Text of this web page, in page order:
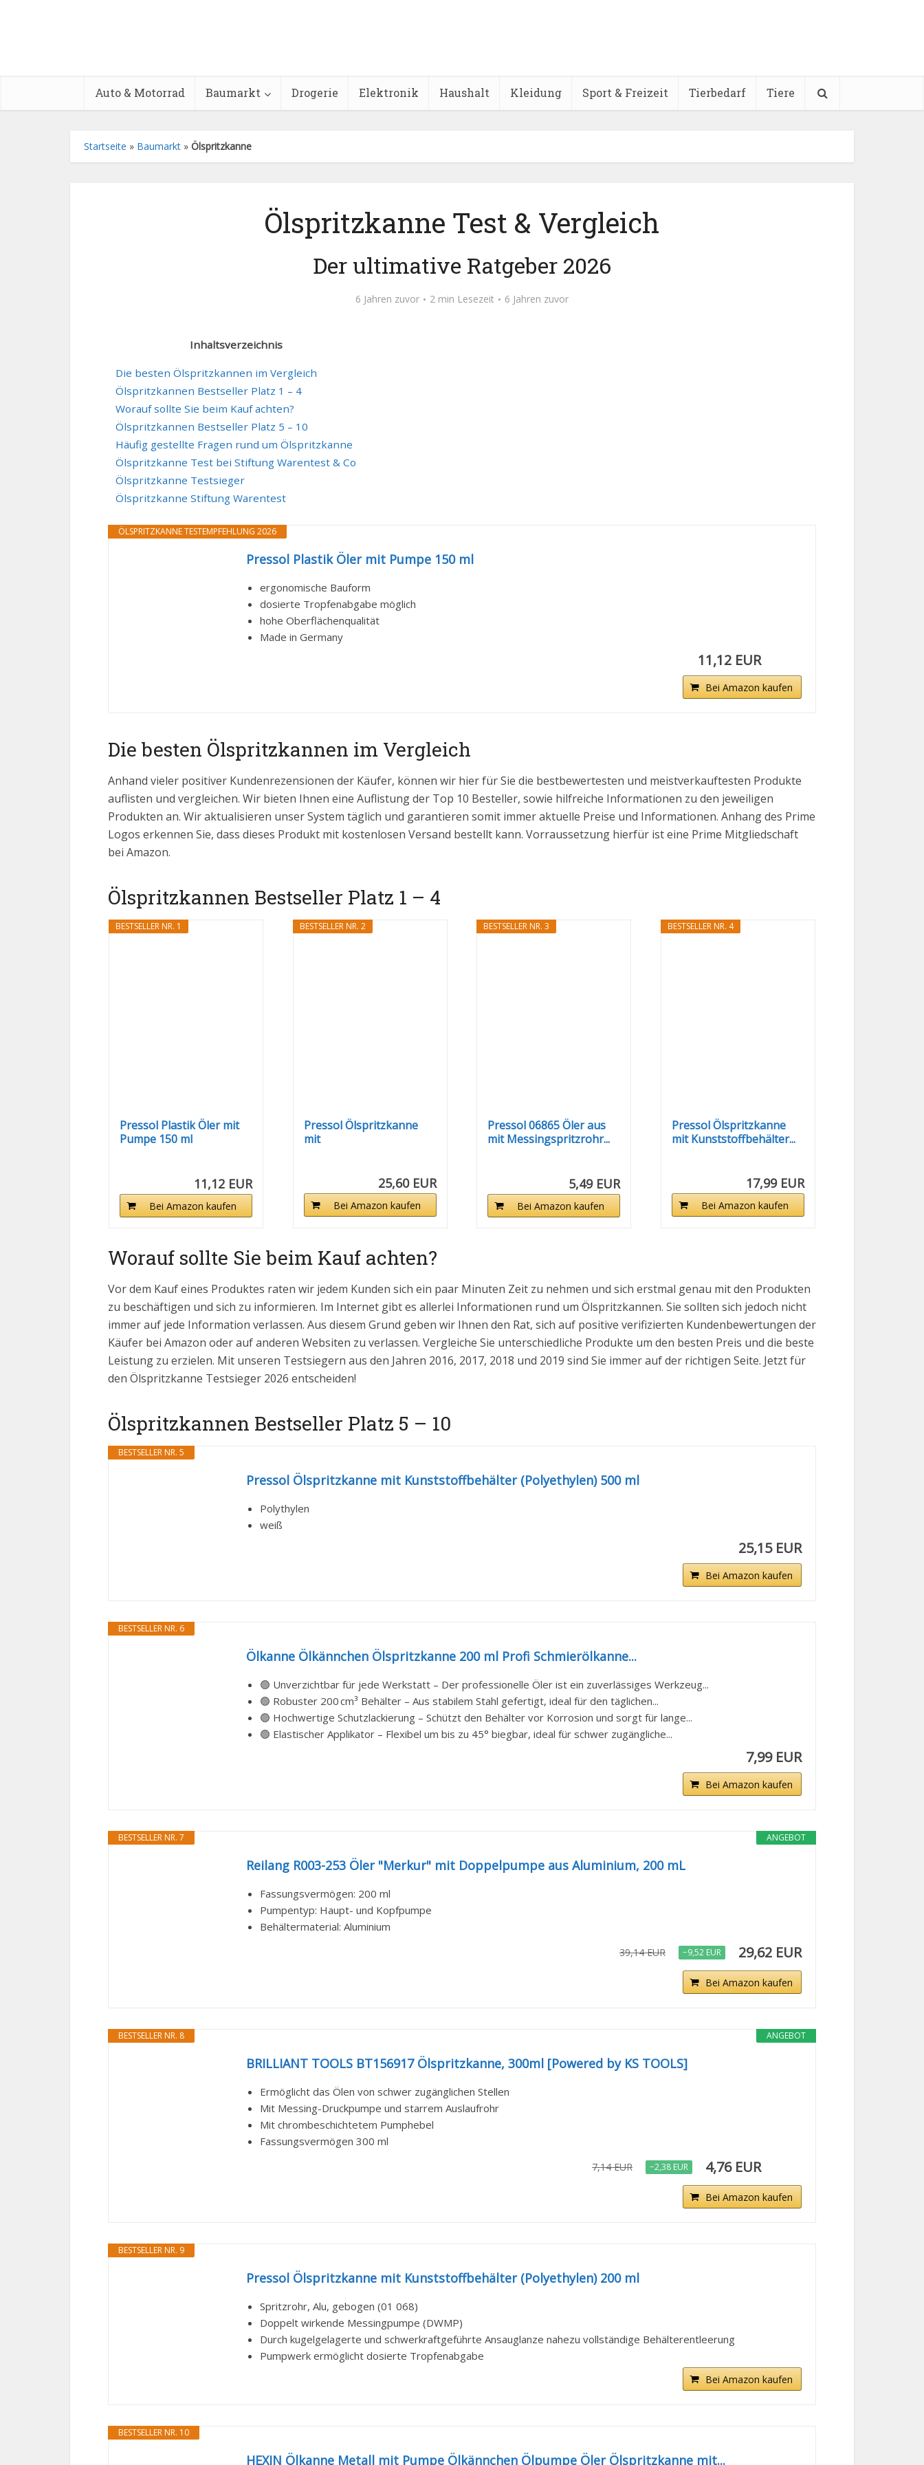
Auto & Motorrad Baumarkt Drogerie Elektronik Haushalt Kleidung Sport & Freizeit Tierbedarf Tiere
Startseite » Baumarkt » Ölspritzkanne
Ölspritzkanne Test & Vergleich
Der ultimative Ratgeber 2026
6 Jahren zuvor 2 min Lesezeit 6 Jahren zuvor
Inhaltsverzeichnis
Die besten Ölspritzkannen im Vergleich
Ölspritzkannen Bestseller Platz 1 – 4
Worauf sollte Sie beim Kauf achten?
Ölspritzkannen Bestseller Platz 5 – 10
Häufig gestellte Fragen rund um Ölspritzkanne
Ölspritzkanne Test bei Stiftung Warentest & Co
Ölspritzkanne Testsieger
Ölspritzkanne Stiftung Warentest
ÖLSPRITZKANNE TESTEMPFEHLUNG 2026
Pressol Plastik Öler mit Pumpe 150 ml
ergonomische Bauform
dosierte Tropfenabgabe möglich
hohe Oberflächenqualität
Made in Germany
11,12 EUR
Bei Amazon kaufen
Die besten Ölspritzkannen im Vergleich
Anhand vieler positiver Kundenrezensionen der Käufer, können wir hier für Sie die bestbewertesten und meistverkauftesten Produkte
auflisten und vergleichen. Wir bieten Ihnen eine Auflistung der Top 10 Besteller, sowie hilfreiche Informationen zu den jeweiligen
Produkten an. Wir aktualisieren unser System täglich und garantieren somit immer aktuelle Preise und Informationen. Anhang des Prime
Logos erkennen Sie, dass dieses Produkt mit kostenlosen Versand bestellt kann. Vorraussetzung hierfür ist eine Prime Mitgliedschaft
bei Amazon.
Ölspritzkannen Bestseller Platz 1 – 4
BESTSELLER NR. 1
Pressol Plastik Öler mit
Pumpe 150 ml
11,12 EUR
Bei Amazon kaufen
BESTSELLER NR. 2
Pressol Ölspritzkanne
mit
25,60 EUR
Bei Amazon kaufen
BESTSELLER NR. 3
Pressol 06865 Öler aus
mit Messingspritzrohr...
5,49 EUR
Bei Amazon kaufen
BESTSELLER NR. 4
Pressol Ölspritzkanne
mit Kunststoffbehälter...
17,99 EUR
Bei Amazon kaufen
Worauf sollte Sie beim Kauf achten?
Vor dem Kauf eines Produktes raten wir jedem Kunden sich ein paar Minuten Zeit zu nehmen und sich erstmal genau mit den Produkten
zu beschäftigen und sich zu informieren. Im Internet gibt es allerlei Informationen rund um Ölspritzkannen. Sie sollten sich jedoch nicht
immer auf jede Information verlassen. Aus diesem Grund geben wir Ihnen den Rat, sich auf positive verifizierten Kundenbewertungen der
Käufer bei Amazon oder auf anderen Websiten zu verlassen. Vergleiche Sie unterschiedliche Produkte um den besten Preis und die beste
Leistung zu erzielen. Mit unseren Testsiegern aus den Jahren 2016, 2017, 2018 und 2019 sind Sie immer auf der richtigen Seite. Jetzt für
den Ölspritzkanne Testsieger 2026 entscheiden!
Ölspritzkannen Bestseller Platz 5 – 10
BESTSELLER NR. 5
Pressol Ölspritzkanne mit Kunststoffbehälter (Polyethylen) 500 ml
Polythylen
weiß
25,15 EUR
Bei Amazon kaufen
BESTSELLER NR. 6
Ölkanne Ölkännchen Ölspritzkanne 200 ml Profi Schmierölkanne...
🟢 Unverzichtbar für jede Werkstatt – Der professionelle Öler ist ein zuverlässiges Werkzeug...
🟢 Robuster 200 cm³ Behälter – Aus stabilem Stahl gefertigt, ideal für den täglichen...
🟢 Hochwertige Schutzlackierung – Schützt den Behälter vor Korrosion und sorgt für lange...
🟢 Elastischer Applikator – Flexibel um bis zu 45° biegbar, ideal für schwer zugängliche...
7,99 EUR
Bei Amazon kaufen
ANGEBOT
BESTSELLER NR. 7
Reilang R003-253 Öler "Merkur" mit Doppelpumpe aus Aluminium, 200 mL
Fassungsvermögen: 200 ml
Pumpentyp: Haupt- und Kopfpumpe
Behältermaterial: Aluminium
39,14 EUR −9,52 EUR 29,62 EUR
Bei Amazon kaufen
ANGEBOT
BESTSELLER NR. 8
BRILLIANT TOOLS BT156917 Ölspritzkanne, 300ml [Powered by KS TOOLS]
Ermöglicht das Ölen von schwer zugänglichen Stellen
Mit Messing-Druckpumpe und starrem Auslaufrohr
Mit chrombeschichtetem Pumphebel
Fassungsvermögen 300 ml
7,14 EUR −2,38 EUR 4,76 EUR
Bei Amazon kaufen
BESTSELLER NR. 9
Pressol Ölspritzkanne mit Kunststoffbehälter (Polyethylen) 200 ml
Spritzrohr, Alu, gebogen (01 068)
Doppelt wirkende Messingpumpe (DWMP)
Durch kugelgelagerte und schwerkraftgeführte Ansauglanze nahezu vollständige Behälterentleerung
Pumpwerk ermöglicht dosierte Tropfenabgabe
Bei Amazon kaufen
BESTSELLER NR. 10
HEXIN Ölkanne Metall mit Pumpe Ölkännchen Ölpumpe Öler Ölspritzkanne mit...